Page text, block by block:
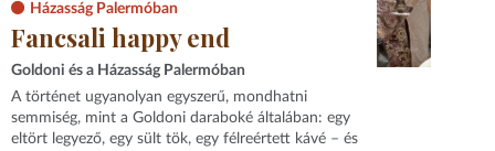
Házasság Palermóban
Fancsali happy end
Goldoni és a Házasság Palermóban
A történet ugyanolyan egyszerű, mondhatni
semmiség, mint a Goldoni daraboké általában: egy
eltört legyező, egy sült tök, egy félreértett kávé – és